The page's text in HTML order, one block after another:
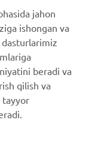
jahon
ishongan va
dasturlarimiz
beradi va
qilish va
tayyor